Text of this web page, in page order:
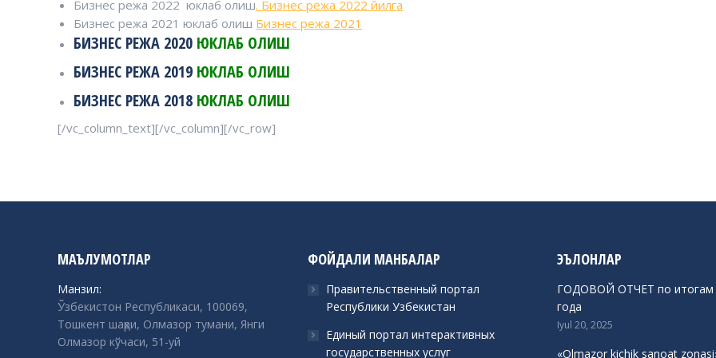
Бизнес режа 2022 юклаб олиш. Бизнес режа 2022 йилга
Бизнес режа 2021 юклаб олиш Бизнес режа 2021
БИЗНЕС РЕЖА 2020 ЮКЛАБ ОЛИШ
БИЗНЕС РЕЖА 2019 ЮКЛАБ ОЛИШ
БИЗНЕС РЕЖА 2018 ЮКЛАБ ОЛИШ
[/vc_column_text][/vc_column][/vc_row]
МАЪЛУМОТЛАР
Манзил:
Ўзбекистон Республикаси, 100069,
Тошкент шаҳри, Олмазор тумани, Янги
Олмазор кўчаси, 51-уй
ФОЙДАЛИ МАНБАЛАР
Правительственный портал
Республики Узбекистан
Единый портал интерактивных
государственных услуг
ЭЪЛОНЛАР
ГОДОВОЙ ОТЧЕТ по итогам
года
Iyul 20, 2025
«Olmazor kichik sanoat